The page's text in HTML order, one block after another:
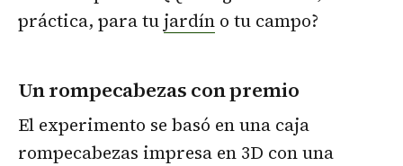
práctica, para tujardín o tu campo?
Un rompecabezas con premio
El experimento se basó en una caja
rompecabezas impresa en 3D con una